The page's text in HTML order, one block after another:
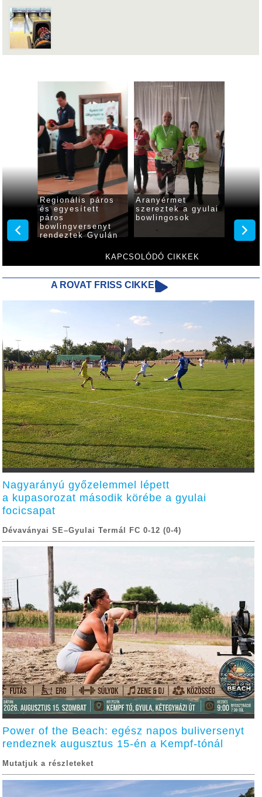
KAPCSOLÓDÓ CIKKEK
Regionális páros
és egyesített
páros
bowlingversenyt
rendeztek Gyulán
Aranyérmet
szereztek a gyulai
bowlingosok
Két
A ROVAT FRISS CIKKEI
Nagyarányú győzelemmel lépett
a kupasorozat második körébe a gyulai
focicsapat
Dévaványai SE–Gyulai Termál FC 0-12 (0-4)
Power of the Beach: egész napos buliversenyt
rendeznek augusztus 15-én a Kempf-tónál
Mutatjuk a részleteket